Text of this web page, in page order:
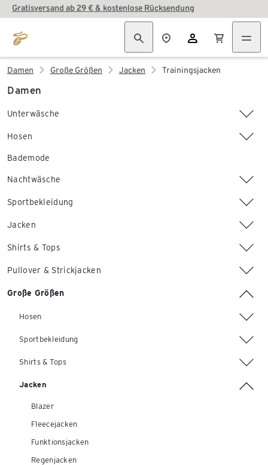
Gratisversand ab 29 € & kostenlose Rücksendung
Damen Große Größen Jacken Trainingsjacken
Damen
Unterwäsche
Hosen
Bademode
Nachtwäsche
Sportbekleidung
Jacken
Shirts & Tops
Pullover & Strickjacken
Große Größen
Hosen
Sportbekleidung
Shirts & Tops
Jacken
Blazer
Fleecejacken
Funktionsjacken
Regenjacken